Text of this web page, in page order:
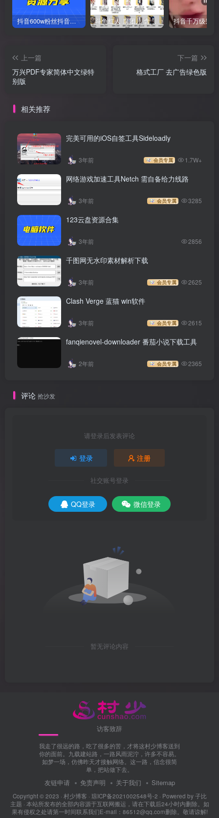
抖音600w粉丝抖音网红痞幼一手资料 877P 500M 含私拍 斗鱼红人 腐团儿 含付费 大尺写真 32套
上一篇
万兴PDF专家简体中文绿特
别版
下一篇
格式工厂 去广告绿色版
相关推荐
完美可用的iOS自签工具Sideloadly
3年前 会员专属 1.7W+
网络游戏加速工具Netch 需自备给力线路
3年前 会员专属 3285
123云盘资源合集
3年前 2856
千图网无水印素材解析下载
3年前 会员专属 2625
Clash Verge 蓝猫 win软件
3年前 会员专属 2615
fanqienovel-downloader 番茄小说下载工具
2年前 会员专属 2365
评论 抢沙发
请登录后发表评论
登录 注册
社交账号登录
QQ登录 微信登录
暂无评论内容
访客致辞
我走了很远的路，吃了很多的苦，才将这村少博客送到
你的面前。九载建站路，一路风雨泥泞，许多不容易。
如梦一场，仿佛昨天才接触网络。这一路，信念很简
单，把站做下去。
友链申请 免责声明 关于我们 Sitemap
Copyright © 2023 · 村少博客 · 琼ICP备2021002548号-2 · Powered by子比
主题 · 本站所发布的全部内容源于互联网搬运，请在下载后24小时内删除。如
果有侵权之处请第一时间联系我们E-mail：86512@qq.com删除。敬请谅解!